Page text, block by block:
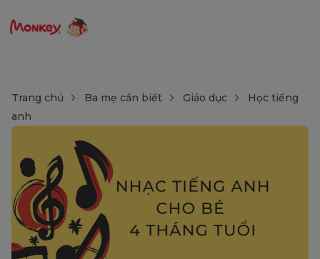
Trang chủ Ba mẹ cần biết Giáo dục
Học tiếng
anh